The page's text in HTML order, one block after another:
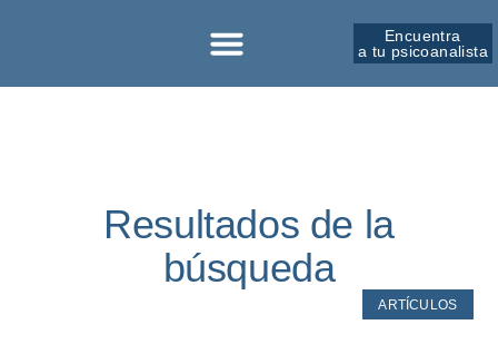
Encuentra
a tu psicoanalista
Resultados de la
búsqueda
ARTÍCULOS